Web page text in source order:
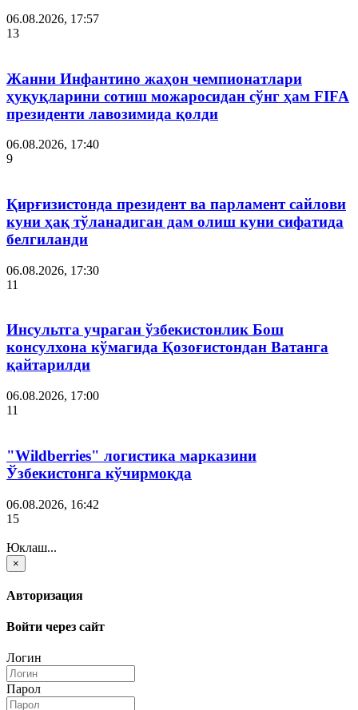
06.08.2026, 17:57
13
Жанни Инфантино жаҳон чемпионатлари
ҳуқуқларини сотиш можаросидан сўнг ҳам FIFA
президенти лавозимида қолди
06.08.2026, 17:40
9
Қирғизистонда президент ва парламент сайлови
куни ҳақ тўланадиган дам олиш куни сифатида
белгиланди
06.08.2026, 17:30
11
Инсультга учраган ўзбекистонлик Бош
консулхона кўмагида Қозоғистондан Ватанга
қайтарилди
06.08.2026, 17:00
11
"Wildberries" логистика марказини
Ўзбекистонга кўчирмоқда
06.08.2026, 16:42
15
Юклаш...
×
Авторизация
Войти через сайт
Логин
Парол